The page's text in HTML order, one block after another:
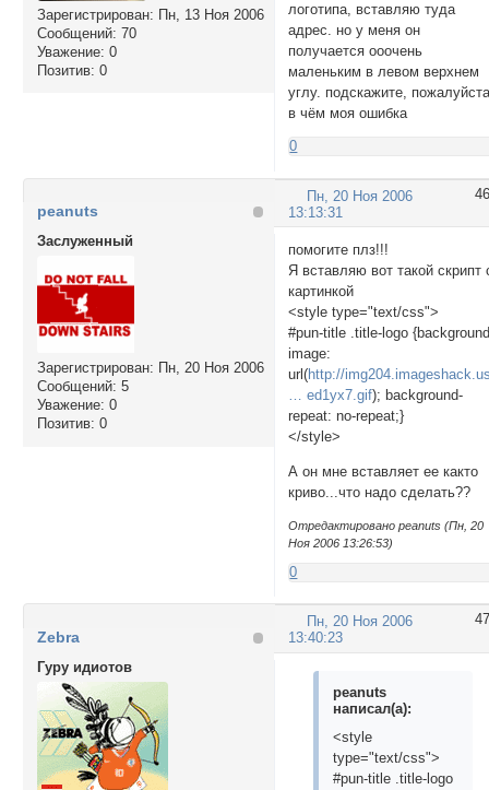
Зарегистрирован: Пн, 13 Ноя 2006
Сообщений: 70
Уважение: 0
Позитив: 0
логотипа, вставляю туда
адрес. но у меня он
получается ооочень
маленьким в левом верхнем
углу. подскажите,
в чём моя ошибка
0
46
Пн, 20 Ноя 2006
13:13:31
peanuts
Заслуженный
Зарегистрирован: Пн, 20 Ноя 2006
Сообщений: 5
Уважение: 0
Позитив: 0
помогите плз!!!
Я вставляю вот такой скрипт
картинкой
<style type="text/css">
#pun-title .title-logo
image:
url(http://
… ed1yx7.gif); background-
repeat: no-repeat;}
</style>
А он мне вставляет ее както
криво...что надо сделать??
Отредактировано peanuts (Пн, 20
Ноя 2006 13:26:53)
0
47
Пн, 20 Ноя 2006
13:40:23
Zebra
Гуру идиотов
peanuts
написал(а):
<style
type="text/css">
#pun-title .title-logo